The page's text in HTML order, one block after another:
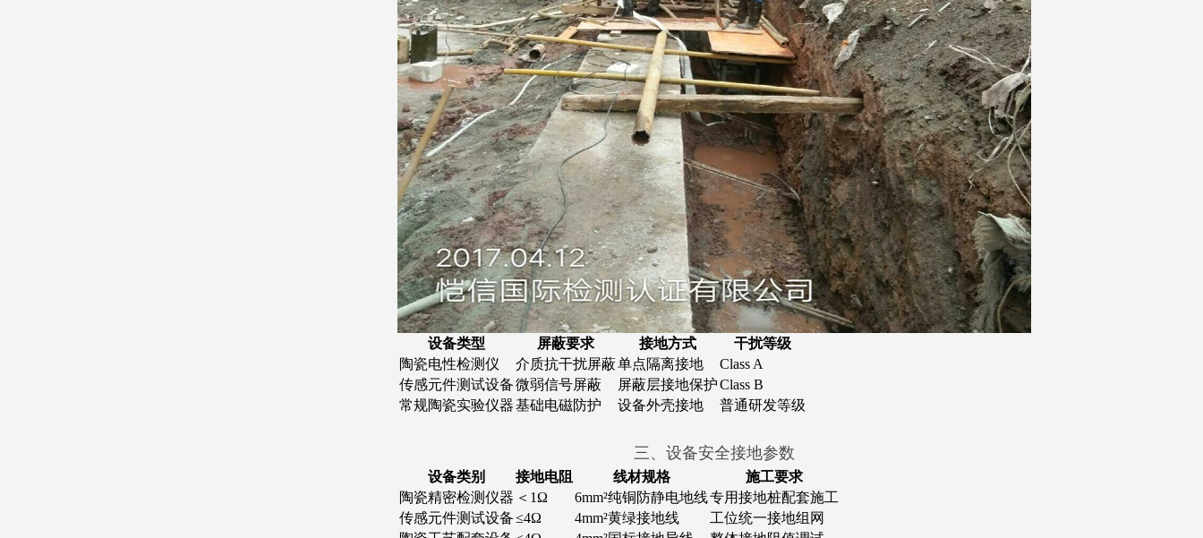
设备类型 屏蔽要求 接地方式
干扰等级
陶瓷电性检测仪
介质抗干扰屏蔽单点隔离接地
Class A
传感元件测试设备微弱信号屏蔽 屏蔽层接地保护Class B
常规陶瓷实验仪器基础电磁防护 设备外壳接地 普通研发等级
三、设备安全接地参数
设备类别 接地电阻 线材规格
施工要求
陶瓷精密检测仪器 ＜1Ω 6mm²纯铜防静电地线专用接地桩配套施工
传感元件测试设备≤4Ω 4mm²黄绿接地线
工位统一接地组网